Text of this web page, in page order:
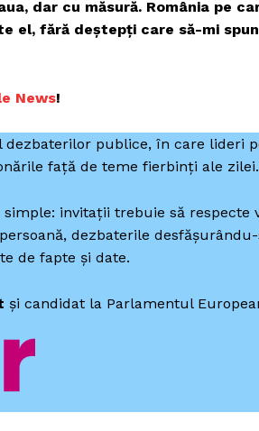
dar cu măsură. România pe
el, fără deștepți care să-mi
News!
dezbaterilor publice, în care lideri
față de teme fierbinți ale zilei.
invitații trebuie să respecte
dezbaterile
de fapte și date.
și candidat la Parlamentul